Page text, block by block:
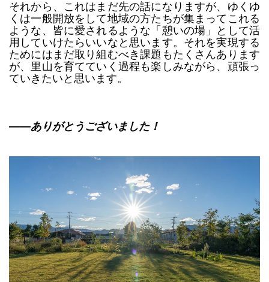
それから、これはまだ先の話になりますが、ゆくゆ
くは一般開放をして地域の方たちが集まってこれる
ような、皆に愛されるような「憩いの場」として活
用していけたらいいなと思います。それを実現する
ためにはまだ取り組むべき課題もたくさんあります
が、里山を育てていく過程も楽しみながら、頑張っ
ていきたいと思います。
――ありがとうございました！